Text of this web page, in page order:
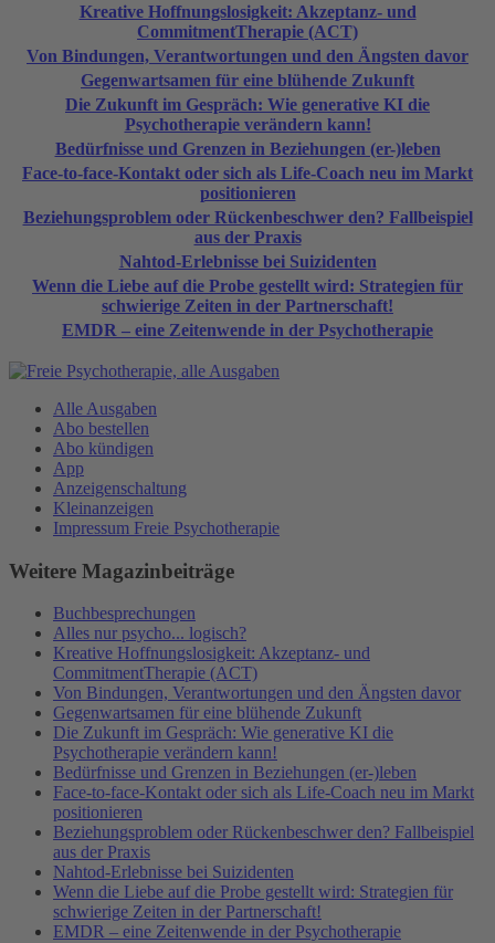
Kreative Hoffnungslosigkeit: Akzeptanz- und
CommitmentTherapie (ACT)
Von Bindungen, Verantwortungen und den Ängsten davor
Gegenwartsamen für eine blühende Zukunft
Die Zukunft im Gespräch: Wie generative KI die
Psychotherapie verändern kann!
Bedürfnisse und Grenzen in Beziehungen (er-)leben
Face-to-face-Kontakt oder sich als Life-Coach neu im Markt
positionieren
Beziehungsproblem oder Rückenbeschwer den? Fallbeispiel
aus der Praxis
Nahtod-Erlebnisse bei Suizidenten
Wenn die Liebe auf die Probe gestellt wird: Strategien für
schwierige Zeiten in der Partnerschaft!
EMDR – eine Zeitenwende in der Psychotherapie
Alle Ausgaben
Abo bestellen
Abo kündigen
App
Anzeigenschaltung
Kleinanzeigen
Impressum Freie Psychotherapie
Weitere Magazinbeiträge
Buchbesprechungen
Alles nur psycho... logisch?
Kreative Hoffnungslosigkeit: Akzeptanz- und
CommitmentTherapie (ACT)
Von Bindungen, Verantwortungen und den Ängsten davor
Gegenwartsamen für eine blühende Zukunft
Die Zukunft im Gespräch: Wie generative KI die
Psychotherapie verändern kann!
Bedürfnisse und Grenzen in Beziehungen (er-)leben
Face-to-face-Kontakt oder sich als Life-Coach neu im Markt
positionieren
Beziehungsproblem oder Rückenbeschwer den? Fallbeispiel
aus der Praxis
Nahtod-Erlebnisse bei Suizidenten
Wenn die Liebe auf die Probe gestellt wird: Strategien für
schwierige Zeiten in der Partnerschaft!
EMDR – eine Zeitenwende in der Psychotherapie